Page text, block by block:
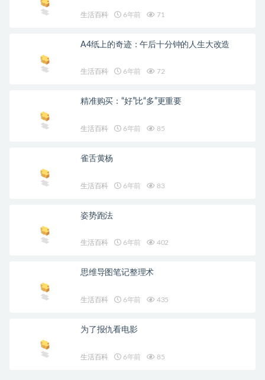
生活百科 6年前 71
A4纸上的奇迹：午后十分钟的人生大改造
生活百科 6年前 72
精准购买：“好”比“多”更重要
生活百科 6年前 85
雀舌黄杨
生活百科 6年前 83
姿势跑法
生活百科 6年前 402
思维导图笔记整理术
生活百科 6年前 435
为了报仇看电影
生活百科 6年前 85